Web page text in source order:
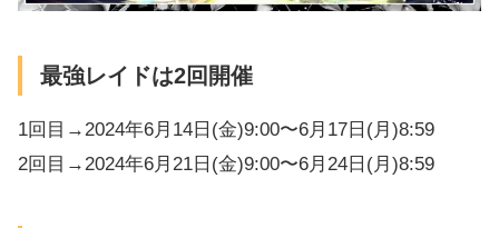
最強レイドは2回開催
1回目→2024年6月14日(金)9:00〜6月17日(月)8:59
2回目→2024年6月21日(金)9:00〜6月24日(月)8:59